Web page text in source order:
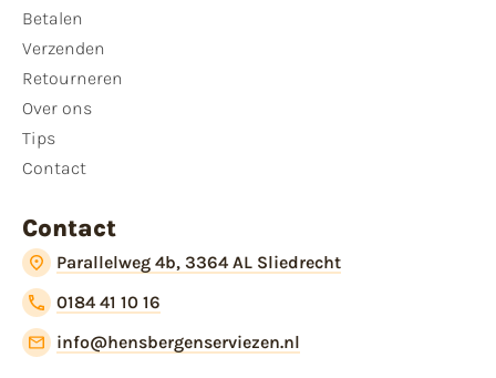
Betalen
Verzenden
Retourneren
Over ons
Tips
Contact
Contact
Parallelweg 4b, 3364 AL Sliedrecht
0184 41 10 16
info@hensbergenserviezen.nl